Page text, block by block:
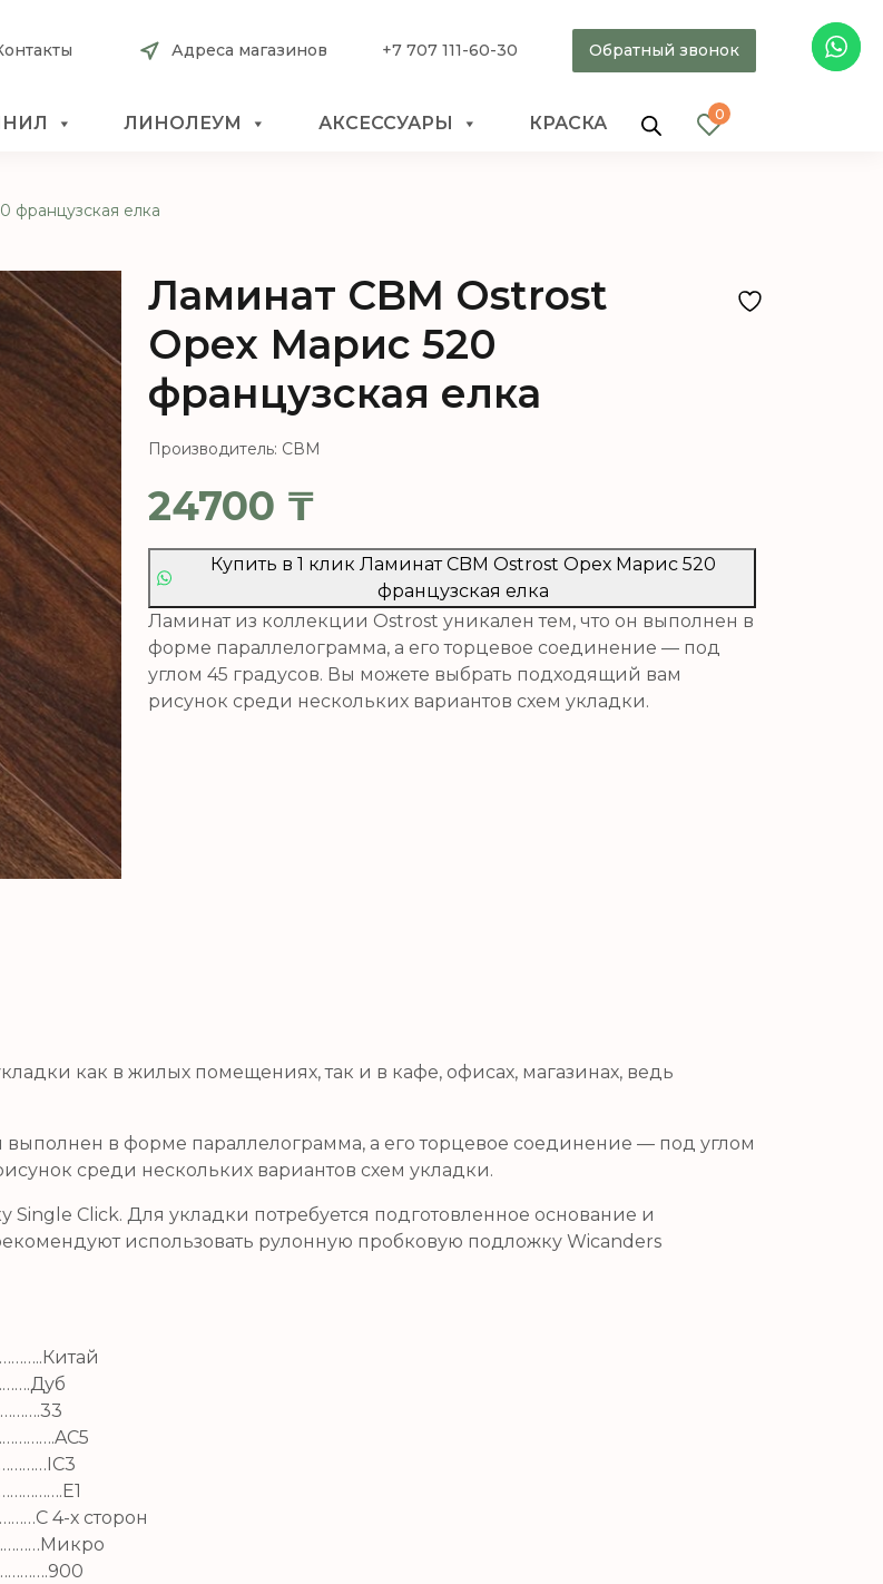
Адреса магазинов +7 707 111-60-30 Обратный звонок
ЛИНОЛЕУМ АКСЕССУАРЫ КРАСКА 0
французская елка
Ламинат CBM Ostrost
Орех Марис 520
французская елка
Производитель: СВМ
24700 ₸
Купить в 1 клик Ламинат CBM Ostrost Орех Марис 520
французская елка
Ламинат из коллекции Ostrost уникален тем, что он выполнен в
форме параллелограмма, а его торцевое соединение — под
углом 45 градусов. Вы можете выбрать подходящий вам
рисунок среди нескольких вариантов схем укладки.
как в жилых помещениях, так и в кафе, офисах, магазинах, ведь
в форме параллелограмма, а его торцевое соединение — под углом
среди нескольких вариантов схем укладки.
Click. Для укладки потребуется подготовленное основание и
использовать рулонную пробковую подложку Wicanders
Китай
Дуб
33
AC5
IC3
E1
С 4-х сторон
Микро
00